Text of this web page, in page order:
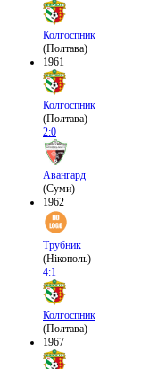
Колгоспник
(Полтава)
1961
Колгоспник
(Полтава)
2:0
Авангард
(Суми)
1962
Трубник
(Нікополь)
4:1
Колгоспник
(Полтава)
1967